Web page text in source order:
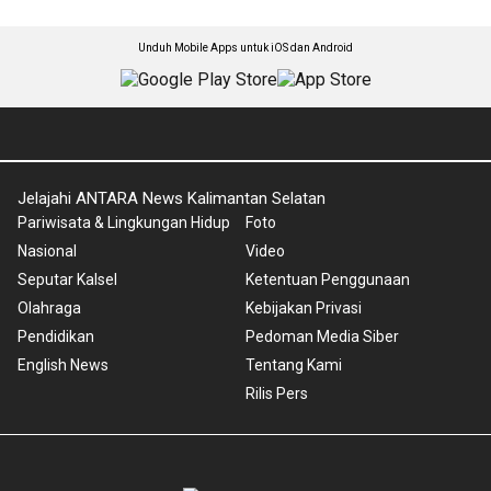
Unduh Mobile Apps untuk iOS dan Android
Jelajahi ANTARA News Kalimantan Selatan
Pariwisata & Lingkungan Hidup
Nasional
Seputar Kalsel
Olahraga
Pendidikan
English News
Foto
Video
Ketentuan Penggunaan
Kebijakan Privasi
Pedoman Media Siber
Tentang Kami
Rilis Pers